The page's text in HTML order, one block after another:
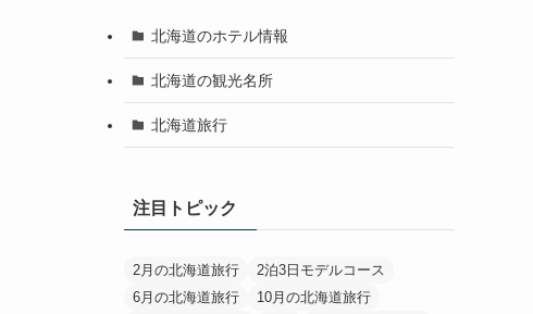
北海道のホテル情報
北海道の観光名所
北海道旅行
注目トピック
2月の北海道旅行
2泊3日モデルコース
6月の北海道旅行
10月の北海道旅行